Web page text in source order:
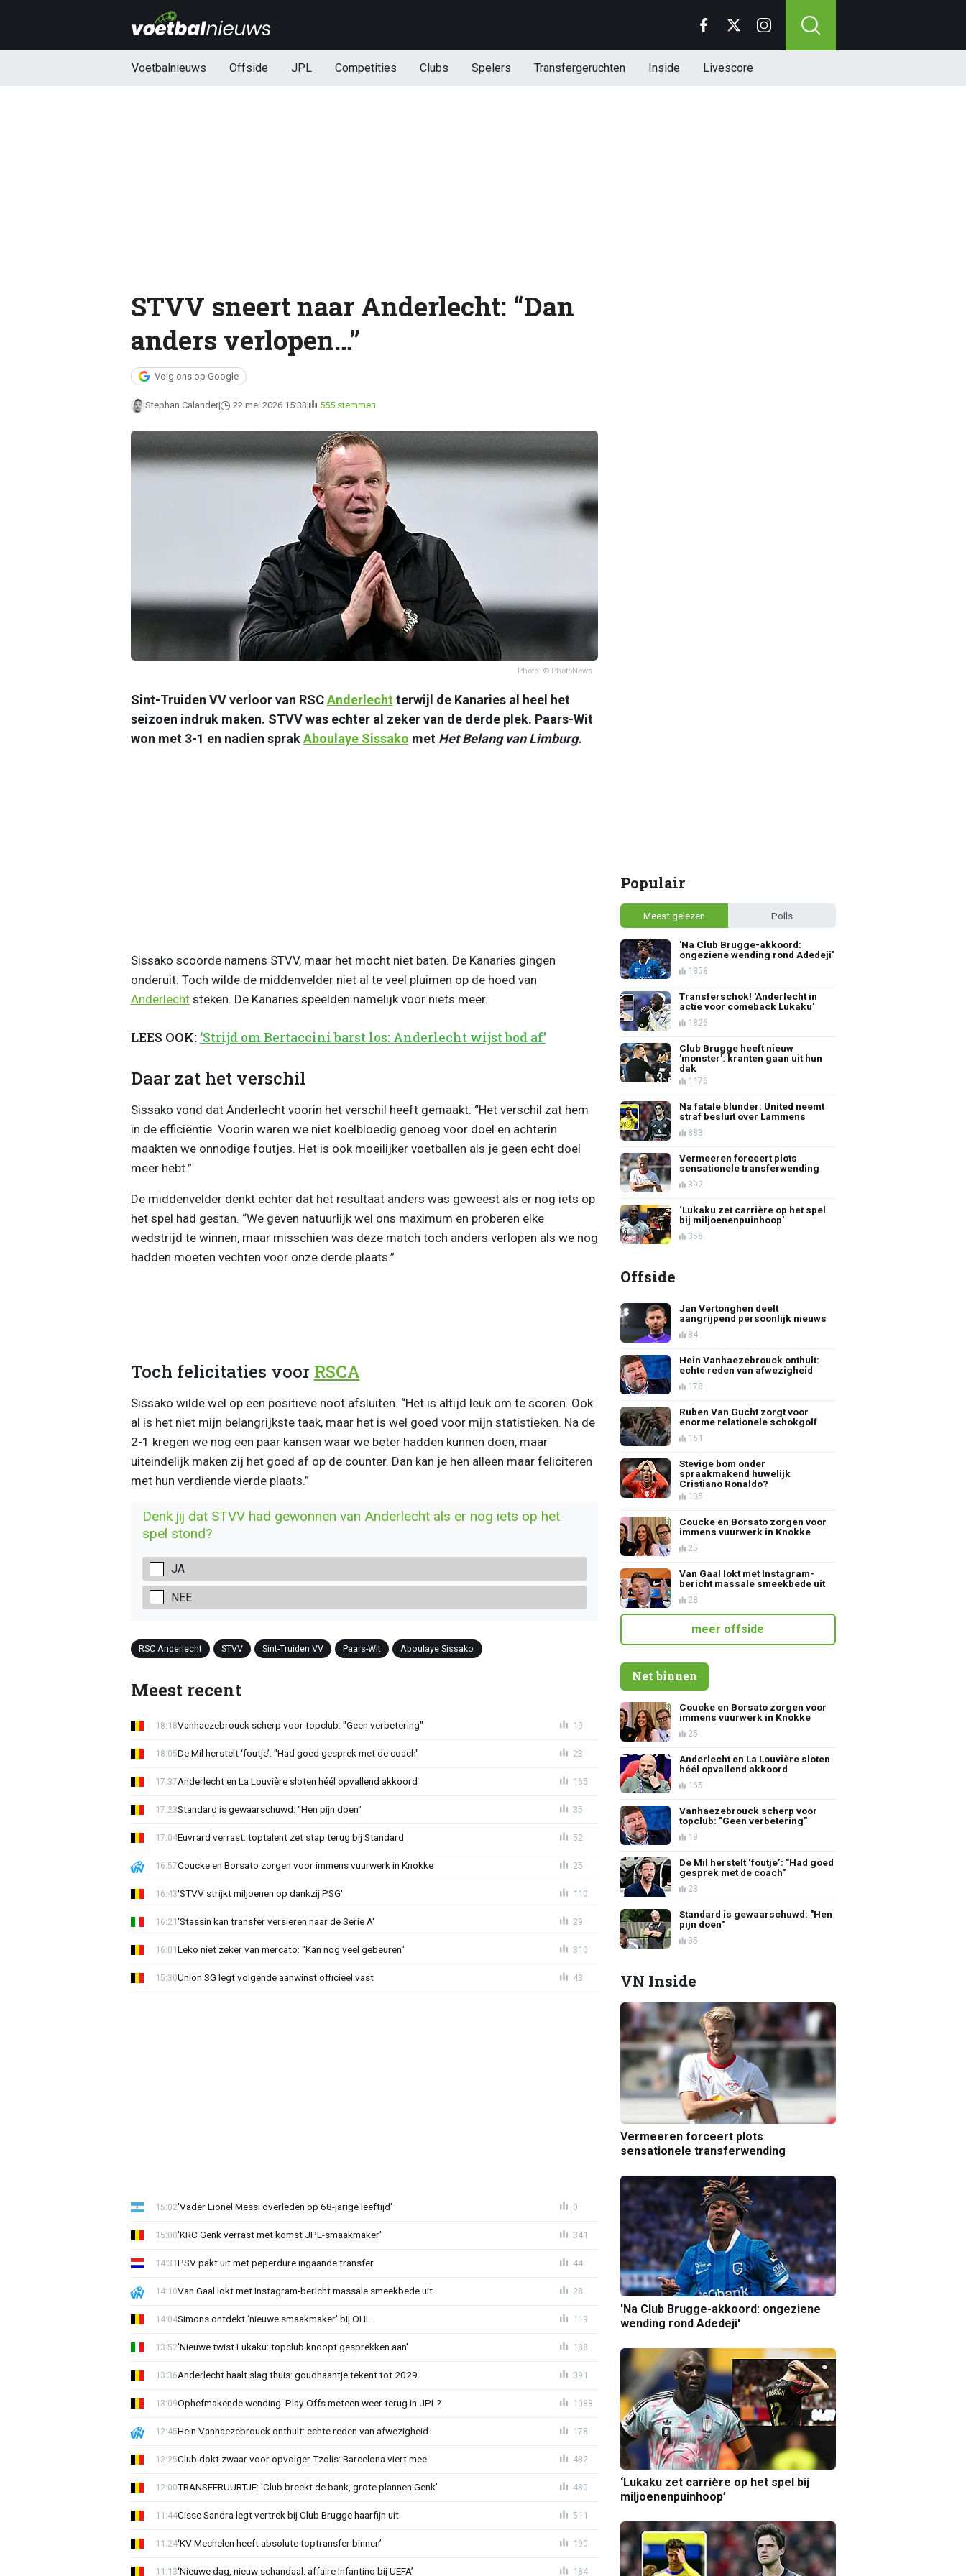
Voetbalnieuws Offside JPL Competities Clubs Spelers Transfergeruchten Inside Livescore
STVV sneert naar Anderlecht: “Dan
anders verlopen…”
Volg ons op Google
Stephan Calander 22 mei 2026 15:33 555 stemmen
Photo: © PhotoNews
Sint-Truiden VV verloor van RSCAnderlecht terwijl de Kanaries al heel het
seizoen indruk maken. STVV was echter al zeker van de derde plek. Paars-Wit
won met 3-1 en nadien sprakAboulaye Sissako met Het Belang van Limburg.
Sissako scoorde namens STVV, maar het mocht niet baten. De Kanaries gingen
onderuit. Toch wilde de middenvelder niet al te veel pluimen op de hoed van
Anderlechtsteken. De Kanaries speelden namelijk voor niets meer.
LEES OOK: ‘Strijd om Bertaccini barst los: Anderlecht wijst bod af’
Daar zat het verschil
Sissako vond dat Anderlecht voorin het verschil heeft gemaakt. “Het verschil zat hem
in de efficiëntie. Voorin waren we niet koelbloedig genoeg voor doel en achterin
maakten we onnodige foutjes. Het is ook moeilijker voetballen als je geen echt doel
meer hebt.”
De middenvelder denkt echter dat het resultaat anders was geweest als er nog iets op
het spel had gestan. “We geven natuurlijk wel ons maximum en proberen elke
wedstrijd te winnen, maar misschien was deze match toch anders verlopen als we nog
hadden moeten vechten voor onze derde plaats.”
Toch felicitaties voor RSCA
Sissako wilde wel op een positieve noot afsluiten. “Het is altijd leuk om te scoren. Ook
al is het niet mijn belangrijkste taak, maar het is wel goed voor mijn statistieken. Na de
2-1 kregen we nog een paar kansen waar we beter hadden kunnen doen, maar
uiteindelijk maken zij het goed af op de counter. Dan kan je hen alleen maar feliciteren
met hun verdiende vierde plaats.”
Denk jij dat STVV had gewonnen van Anderlecht als er nog iets op het
spel stond?
JA
NEE
RSC Anderlecht STVV Sint-Truiden VV Paars-Wit Aboulaye Sissako
Meest recent
Vanhaezebrouck scherp voor topclub: "Geen verbetering"
18:18 19
De Mil herstelt ‘foutje’: "Had goed gesprek met de coach"
18:05 23
Anderlecht en La Louvière sloten héél opvallend akkoord
17:37 165
Standard is gewaarschuwd: "Hen pijn doen"
17:23 35
Euvrard verrast: toptalent zet stap terug bij Standard
17:04 52
Coucke en Borsato zorgen voor immens vuurwerk in Knokke
16:57 25
'STVV strijkt miljoenen op dankzij PSG'
16:43 110
'Stassin kan transfer versieren naar de Serie A'
16:21 29
Leko niet zeker van mercato: "Kan nog veel gebeuren"
16:01 310
Union SG legt volgende aanwinst officieel vast
15:30 43
'Vader Lionel Messi overleden op 68-jarige leeftijd'
15:02 0
'KRC Genk verrast met komst JPL-smaakmaker'
15:00 341
PSV pakt uit met peperdure ingaande transfer
14:31 44
Van Gaal lokt met Instagram-bericht massale smeekbede uit
14:10 28
Simons ontdekt ‘nieuwe smaakmaker’ bij OHL
14:04 119
'Nieuwe twist Lukaku: topclub knoopt gesprekken aan'
13:52 188
Anderlecht haalt slag thuis: goudhaantje tekent tot 2029
13:36 391
Ophefmakende wending: Play-Offs meteen weer terug in JPL?
13:09 1088
Hein Vanhaezebrouck onthult: echte reden van afwezigheid
12:45 178
Club dokt zwaar voor opvolger Tzolis: Barcelona viert mee
12:25 482
TRANSFERUURTJE: 'Club breekt de bank, grote plannen Genk'
12:00 480
Cisse Sandra legt vertrek bij Club Brugge haarfijn uit
11:44 511
‘KV Mechelen heeft absolute toptransfer binnen’
11:24 190
‘Nieuwe dag, nieuw schandaal: affaire Infantino bij UEFA’
11:13 184
Populair
Meest gelezen Polls
'Na Club Brugge-akkoord:
ongeziene wending rond Adedeji'
1858
Transferschok! 'Anderlecht in
actie voor comeback Lukaku'
1826
Club Brugge heeft nieuw
'monster': kranten gaan uit hun
dak
1176
Na fatale blunder: United neemt
straf besluit over Lammens
883
Vermeeren forceert plots
sensationele transferwending
392
‘Lukaku zet carrière op het spel
bij miljoenenpuinhoop’
356
Offside
Jan Vertonghen deelt
aangrijpend persoonlijk nieuws
84
Hein Vanhaezebrouck onthult:
echte reden van afwezigheid
178
Ruben Van Gucht zorgt voor
enorme relationele schokgolf
161
Stevige bom onder
spraakmakend huwelijk
Cristiano Ronaldo?
135
Coucke en Borsato zorgen voor
immens vuurwerk in Knokke
25
Van Gaal lokt met Instagram-
bericht massale smeekbede uit
28
meer offside
Net binnen
Coucke en Borsato zorgen voor
immens vuurwerk in Knokke
25
Anderlecht en La Louvière sloten
héél opvallend akkoord
165
Vanhaezebrouck scherp voor
topclub: "Geen verbetering"
19
De Mil herstelt ‘foutje’: "Had goed
gesprek met de coach"
23
Standard is gewaarschuwd: "Hen
pijn doen"
35
VN Inside
Vermeeren forceert plots
sensationele transferwending
'Na Club Brugge-akkoord: ongeziene
wending rond Adedeji'
‘Lukaku zet carrière op het spel bij
miljoenenpuinhoop’